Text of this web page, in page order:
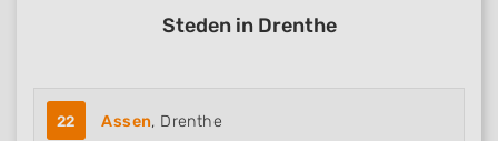
Steden in Drenthe
22 Assen, Drenthe